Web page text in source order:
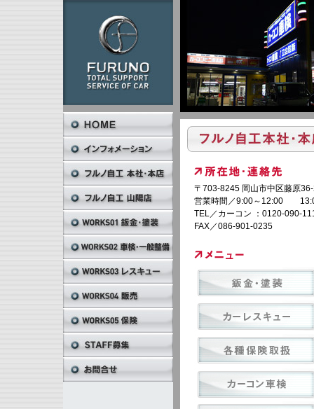
〒703-8245 岡山市中区藤原
営業時間／9:00～12:00
TEL／カーコン ：0120-090-
FAX／086-901-0235